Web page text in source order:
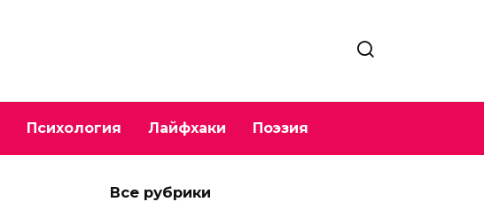
Психология Лайфхаки Поэзия
Все рубрики